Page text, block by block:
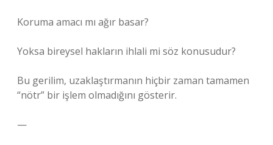
Koruma amacı mı ağır basar?
Yoksa bireysel hakların ihlali mi söz konusudur?
Bu gerilim, uzaklaştırmanın hiçbir zaman tamamen
“nötr” bir işlem olmadığını gösterir.
—